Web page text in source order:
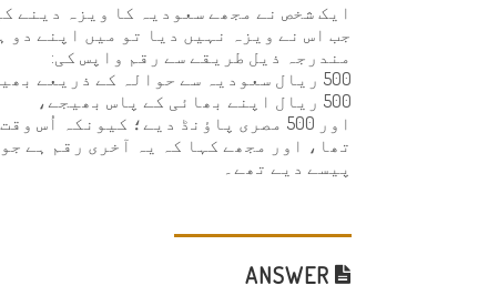
ایک شخص نے مجھے سعودیہ کا ویزہ دینے
جب اس نے ویزہ نہیں دیا تو میں اپنے
مندرجہ ذیل طریقے سے رقم واپس کی:
500 ریال سعودیہ سے حوالہ کے ذریعے بھیجے،
500 ریال اپنے بھائی کے پاس بھیجے،
پیسے دیے تھے۔